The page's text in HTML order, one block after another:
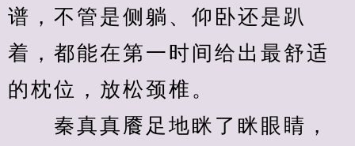
谱，不管是侧躺、仰卧还是趴
着，都能在第一时间给出最舒适
的枕位，放松颈椎。
秦真真餍足地眯了眯眼睛，